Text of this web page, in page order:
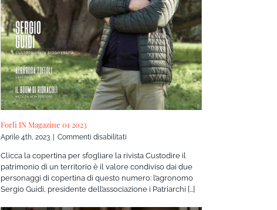
Forlì IN Magazine 01 2023
Aprile 4th, 2023 | Commenti disabilitati
IN
Magazine
01
2023
Clicca la copertina per sfogliare la rivista Custodire il
patrimonio di un territorio è il valore condiviso dai due
personaggi di copertina di questo numero: l’agronomo
Sergio Guidi, presidente dell’associazione i Patriarchi [...]